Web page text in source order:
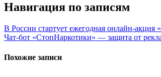
Навигация по записям
В России стартует ежегодная онлайн-акция
Чат-бот «СтопНаркотики» — защита от
Похожие записи